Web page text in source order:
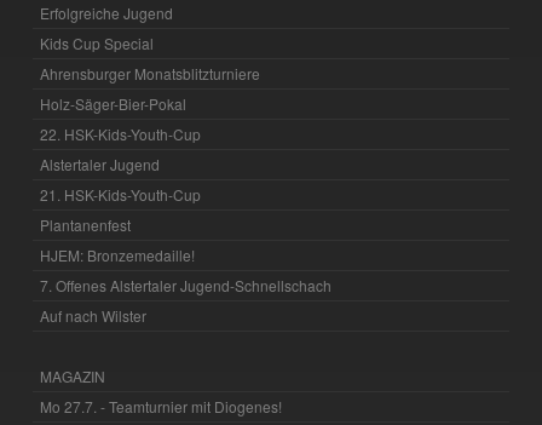
Erfolgreiche Jugend
Kids Cup Special
Ahrensburger Monatsblitzturniere
Holz-Säger-Bier-Pokal
22. HSK-Kids-Youth-Cup
Alstertaler Jugend
21. HSK-Kids-Youth-Cup
Plantanenfest
HJEM: Bronzemedaille!
7. Offenes Alstertaler Jugend-Schnellschach
Auf nach Wilster
MAGAZIN
Mo 27.7. - Teamturnier mit Diogenes!